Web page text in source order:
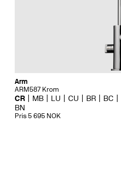
Arm
ARM587 Krom
CR MB LU CU BR BC
BN
Pris 5 695 NOK